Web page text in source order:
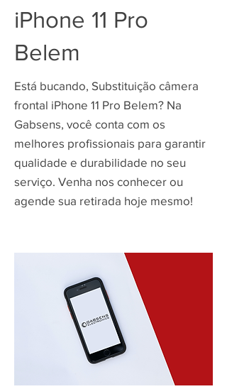
iPhone 11 Pro
Belem
Está bucando, Substituição câmera
frontal iPhone 11 Pro Belem? Na
Gabsens, você conta com os
melhores profissionais para garantir
qualidade e durabilidade no seu
serviço. Venha nos conhecer ou
agende sua retirada hoje mesmo!